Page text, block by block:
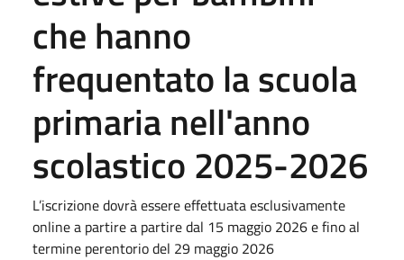
che hanno
frequentato la scuola
primaria nell'anno
scolastico 2025-2026
L’iscrizione dovrà essere effettuata esclusivamente
online a partire a partire dal 15 maggio 2026 e fino al
termine perentorio del 29 maggio 2026